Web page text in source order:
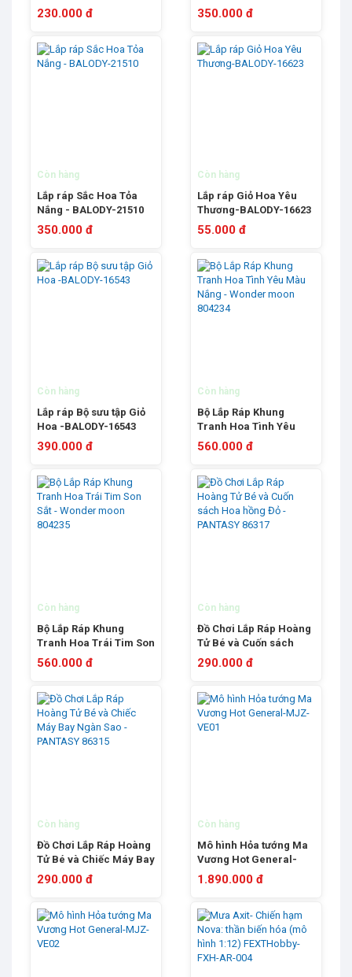
- BALODY 21298
230.000 đ 350.000 đ
Còn hàng
Lắp ráp Sắc Hoa Tỏa
Nắng - BALODY-21510
350.000 đ
Còn hàng
Lắp ráp Giỏ Hoa Yêu
Thương-BALODY-16623
55.000 đ
Còn hàng
Lắp ráp Bộ sưu tập Giỏ
Hoa -BALODY-16543
390.000 đ
Còn hàng
Bộ Lắp Ráp Khung
Tranh Hoa Tình Yêu
Màu Nắng - Wonder
moon 804234
560.000 đ
Còn hàng
Bộ Lắp Ráp Khung
Tranh Hoa Trái Tim Son
Sắt - Wonder moon
560.000 đ
Còn hàng
Đồ Chơi Lắp Ráp Hoàng
Tử Bé và Cuốn sách
Hoa hồng Đỏ -PANTASY
290.000 đ
Còn hàng
Đồ Chơi Lắp Ráp Hoàng
Tử Bé và Chiếc Máy Bay
Ngàn Sao -PANTASY
290.000 đ
Còn hàng
Mô hình Hỏa tướng Ma
Vương Hot General-
MJZ-VE01
1.890.000 đ